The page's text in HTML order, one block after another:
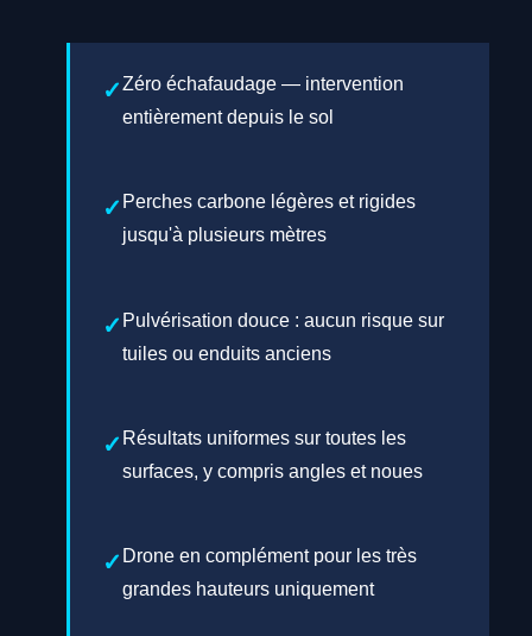
Zéro échafaudage — intervention
entièrement depuis le sol
Perches carbone légères et rigides
jusqu'à plusieurs mètres
Pulvérisation douce : aucun risque sur
tuiles ou enduits anciens
Résultats uniformes sur toutes les
surfaces, y compris angles et noues
Drone en complément pour les très
grandes hauteurs uniquement